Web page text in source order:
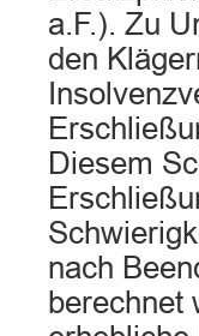
a.F.). Zu
den
Diesem
nach
berechnet